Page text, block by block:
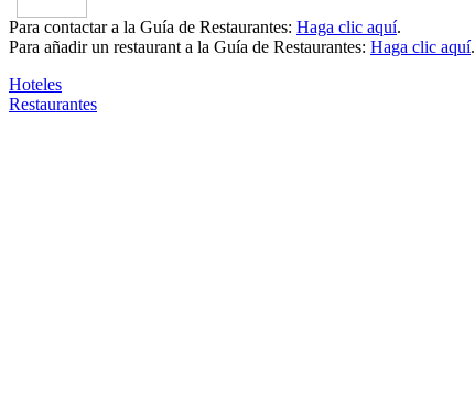
Para contactar a la Guía de Restaurantes: Haga clic aquí.
Para añadir un restaurant a la Guía de Restaurantes: Haga clic aquí.
Hoteles
Restaurantes